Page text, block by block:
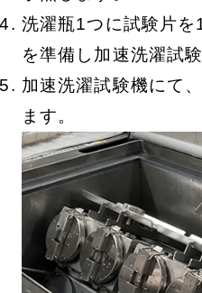
洗濯瓶1つに試験片
を準備し加速洗濯試
加速洗濯試験機にて
ます。